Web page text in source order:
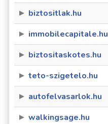
biztositlak.hu
immobilecapitale.hu
biztositaskotes.hu
teto-szigetelo.hu
autofelvasarlok.hu
walkingsage.hu